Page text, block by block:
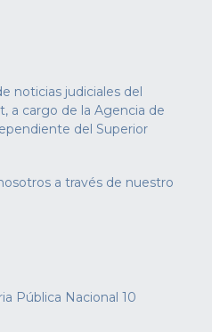
noticias judiciales del
a cargo de la Agencia de
del Superior
a través de nuestro
Pública Nacional 10